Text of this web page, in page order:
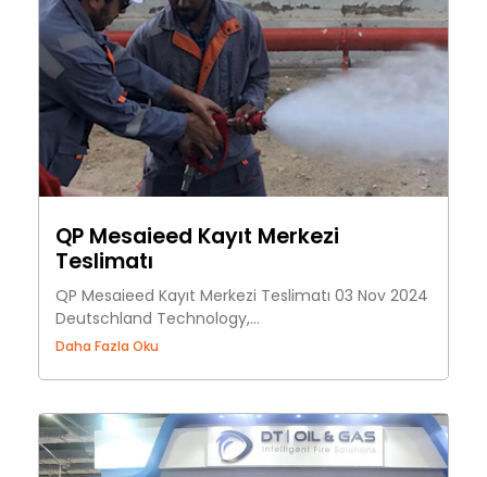
QP Mesaieed Kayıt Merkezi
Teslimatı
QP Mesaieed Kayıt Merkezi Teslimatı 03 Nov 2024
Deutschland Technology,...
Daha Fazla Oku